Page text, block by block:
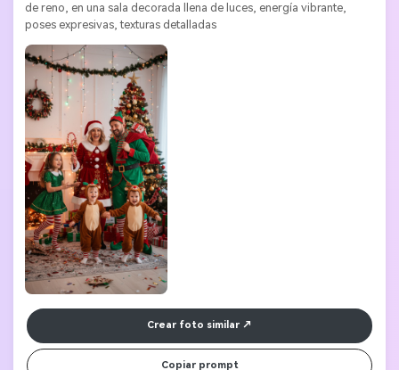
de reno, en una sala decorada llena de luces, energía vibrante,
poses expresivas, texturas detalladas
Crear foto similar
Copiar prompt